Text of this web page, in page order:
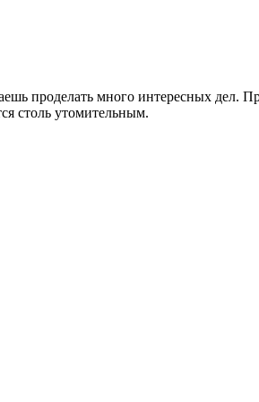
проделать много интересных дел.
столь утомительным.